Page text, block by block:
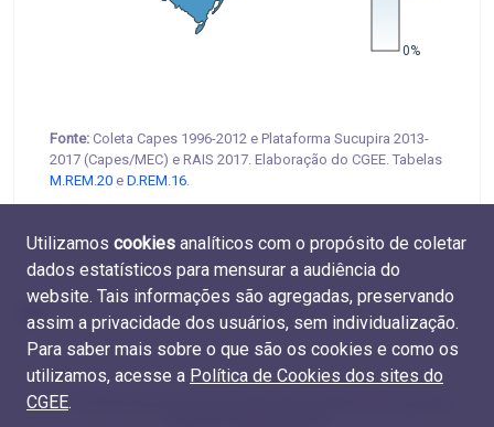
0%
Fonte: Coleta Capes 1996-2012 e Plataforma Sucupira 2013-
2017 (Capes/MEC) e RAIS 2017. Elaboração do CGEE. Tabelas
M.REM.20 e D.REM.16.
4.7 Diferença da remuneração das mulheres por grande
Utilizamos cookies analíticos com o propósito de coletar
dados estatísticos para mensurar a audiência do
website. Tais informações são agregadas, preservando
assim a privacidade dos usuários, sem individualização.
Para saber mais sobre o que são os cookies e como os
utilizamos, acesse a Política de Cookies dos sites do
CGEE.